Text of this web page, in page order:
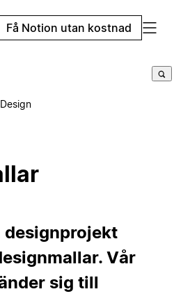
Få Notion utan kostnad
Design
designprojekt
Vår
sig till